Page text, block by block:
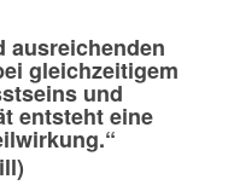
ausreichenden
gleichzeitigem
und
entsteht eine